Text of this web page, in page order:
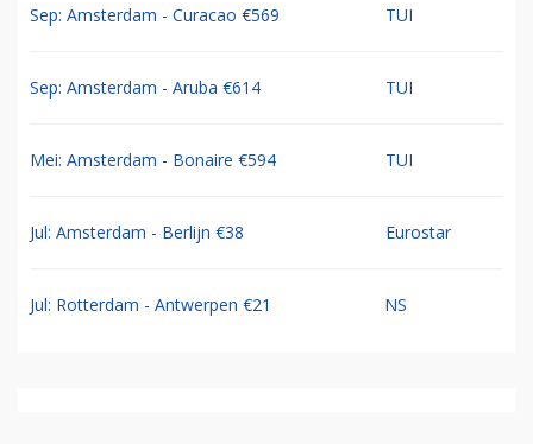
Sep: Amsterdam - Curacao €569 TUI
Sep: Amsterdam - Aruba €614 TUI
Mei: Amsterdam - Bonaire €594 TUI
Jul: Amsterdam - Berlijn €38 Eurostar
Jul: Rotterdam - Antwerpen €21 NS